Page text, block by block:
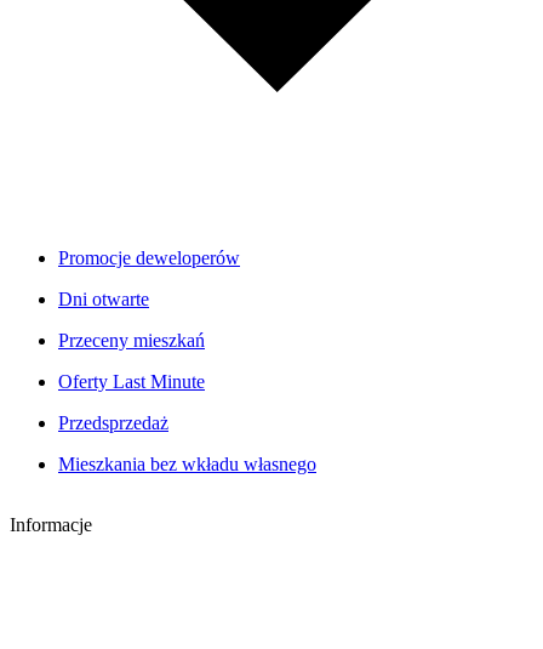
Promocje deweloperów
Dni otwarte
Przeceny mieszkań
Oferty Last Minute
Przedsprzedaż
Mieszkania bez wkładu własnego
Informacje